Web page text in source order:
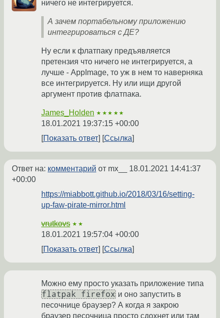
ничего не интегрируется.
А зачем портабельному приложению
интегрироваться с ДЕ?
Ну если к флатпаку предъявляется
претензия что ничего не интегрируется, а
лучше - AppImage, то уж в нем то наверняка
все интегрируется. Ну или ищи другой
аргумент против флатпака.
James_Holden ★★★★★
18.01.2021 19:37:15 +00:00
Показать ответ
Ссылка
Ответ на: комментарий от mx__ 18.01.2021 14:41:37
+00:00
https://miabbott.github.io/2018/03/16/setting-
up-faw-pirate-mirror.html
vrutkovs ★★
18.01.2021 19:57:04 +00:00
Показать ответ
Ссылка
Можно ему просто указать приложение типа
flatpak firefox и оно запустить в
песочнице браузер? А когда я закрою
браузер песочница просто сдохнет или там